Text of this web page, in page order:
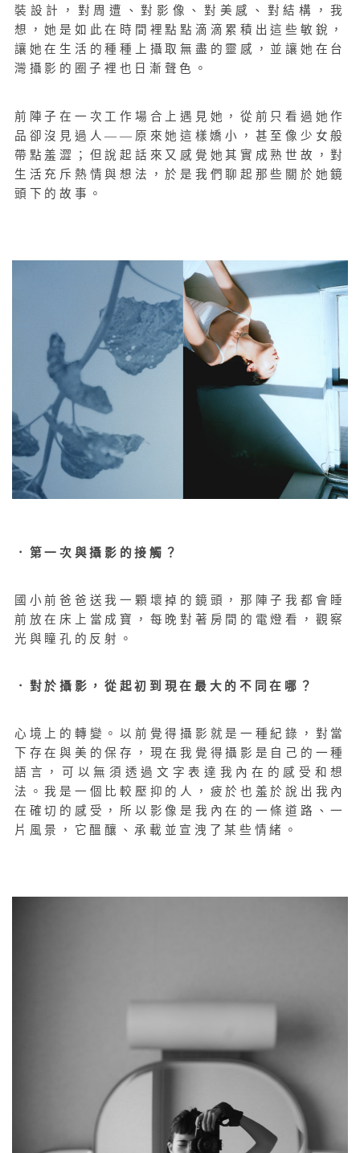
裝設計，對周遭、對影像、對美感、對結構，我
想，她是如此在時間裡點點滴滴累積出這些敏銳，
讓她在生活的種種上攝取無盡的靈感，並讓她在台
灣攝影的圈子裡也日漸聲色。
前陣子在一次工作場合上遇見她，從前只看過她作
品卻沒見過人——原來她這樣嬌小，甚至像少女般
帶點羞澀；但說起話來又感覺她其實成熟世故，對
生活充斥熱情與想法，於是我們聊起那些關於她鏡
頭下的故事。
．第一次與攝影的接觸？
國小前爸爸送我一顆壞掉的鏡頭，那陣子我都會睡
前放在床上當成寶，每晚對著房間的電燈看，觀察
光與瞳孔的反射。
．對於攝影，從起初到現在最大的不同在哪？
心境上的轉變。以前覺得攝影就是一種紀錄，對當
下存在與美的保存，現在我覺得攝影是自己的一種
語言，可以無須透過文字表達我內在的感受和想
法。我是一個比較壓抑的人，疲於也羞於說出我內
在確切的感受，所以影像是我內在的一條道路、一
片風景，它醞釀、承載並宣洩了某些情緒。